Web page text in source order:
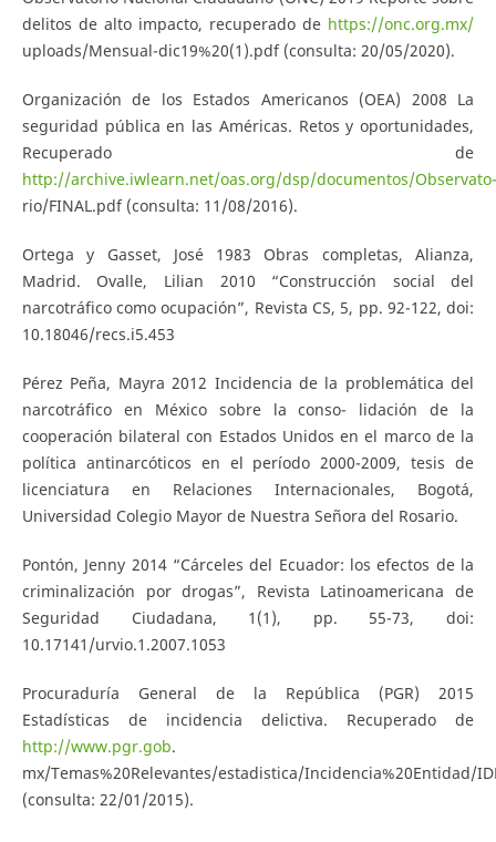
delitos de alto impacto, recuperado de https://onc.org.mx/
uploads/Mensual-dic19%20(1).pdf (consulta: 20/05/2020).
Organización de los Estados Americanos (OEA) 2008 La
seguridad pública en las Américas. Retos y oportunidades,
Recuperado de
http://archive.iwlearn.net/oas.org/dsp/documentos/Observato-
rio/FINAL.pdf (consulta: 11/08/2016).
Ortega y Gasset, José 1983 Obras completas, Alianza,
Madrid. Ovalle, Lilian 2010 “Construcción social del
narcotráfico como ocupación”, Revista CS, 5, pp. 92-122, doi:
10.18046/recs.i5.453
Pérez Peña, Mayra 2012 Incidencia de la problemática del
narcotráfico en México sobre la conso- lidación de la
cooperación bilateral con Estados Unidos en el marco de la
política antinarcóticos en el período 2000-2009, tesis de
licenciatura en Relaciones Internacionales, Bogotá,
Universidad Colegio Mayor de Nuestra Señora del Rosario.
Pontón, Jenny 2014 “Cárceles del Ecuador: los efectos de la
criminalización por drogas”, Revista Latinoamericana de
Seguridad Ciudadana, 1(1), pp. 55-73, doi:
10.17141/urvio.1.2007.1053
Procuraduría General de la República (PGR) 2015
Estadísticas de incidencia delictiva. Recuperado de
http://www.pgr.gob.
mx/Temas%20Relevantes/estadistica/Incidencia%20Entidad/
(consulta: 22/01/2015).